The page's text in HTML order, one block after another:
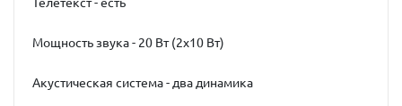
Мощность звука - 20 Вт (2х10 Вт)
Акустическая система - два динамика